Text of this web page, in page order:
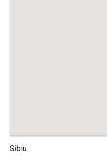
Sibiu